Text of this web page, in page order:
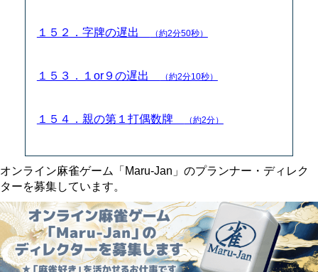
１５２．字牌の遅出 （約2分50秒）
１５３．１or９の遅出 （約2分10秒）
１５４．親の第１打偶数牌 （約2分）
オンライン麻雀ゲーム「Maru-Jan」のプランナー・ディレク
ターを募集しています。